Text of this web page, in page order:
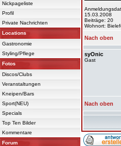
Nickpageliste
Profil
Private Nachrichten
Locations
Gastronomie
Styling/Pflege
Fotos
Discos/Clubs
Veranstaltungen
Kneipen/Bars
Sport(NEU)
Specials
Top Ten Bilder
Kommentare
Forum
15.03.2008
Beiträge: 20
Wohnort:
Nach oben
syOnic
Gast
Nach oben